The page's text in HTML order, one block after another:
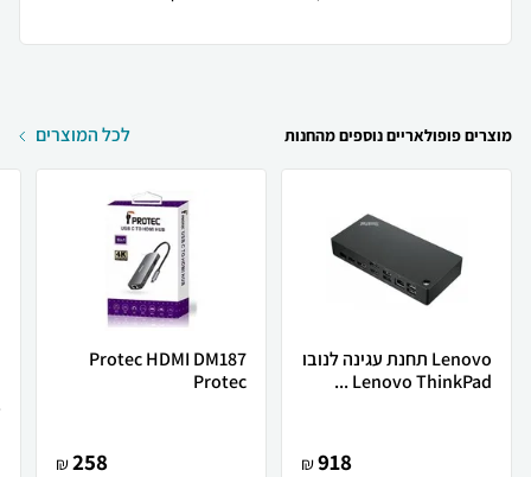
מוצרים פופולאריים נוספים מהחנות לכל המוצרים
Lenovo תחנת עגינה לנובו
Lenovo ThinkPad ...
918
₪
Protec HDMI DM187
Protec
258
₪